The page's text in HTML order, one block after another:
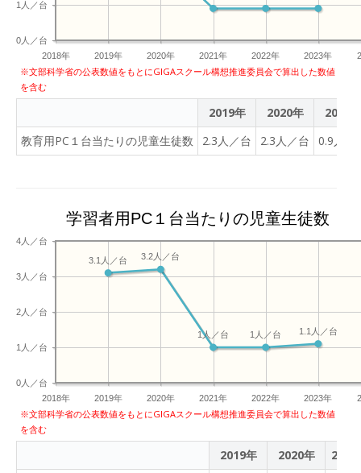
2018年 2019年 2020年 2021年 2022年 2023年
0人／台
1人／台
※文部科学省の公表数値をもとにGIGAスクール構想推進委員会で算出した数値
を含む
2019年 2020年
2021年
教育用PC１台当たりの児童生徒数
2.3人／台 2.3人／台 0.9人／
学習者用PC１台当たりの児童生徒数
2018年 2019年 2020年 2021年 2022年 2023年
0人／台
1人／台
2人／台
3人／台
4人／台
1.1人／台
1人／台
1人／台
3.2人／台
3.1人／台
※文部科学省の公表数値をもとにGIGAスクール構想推進委員会で算出した数値
を含む
2019年 2020年
2021